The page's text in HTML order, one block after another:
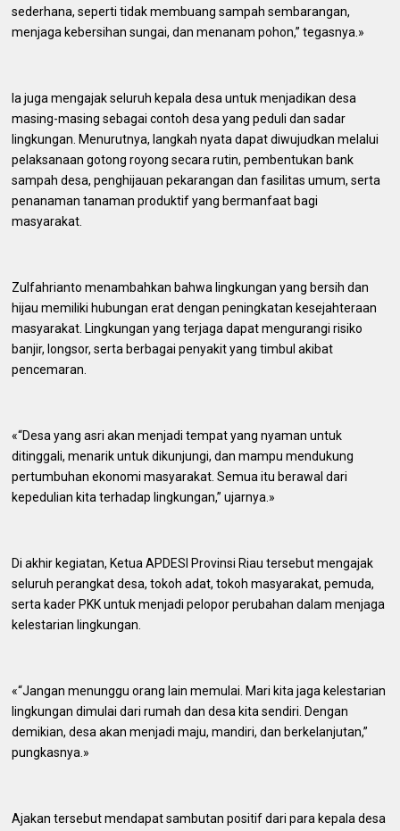
sederhana, seperti tidak membuang sampah sembarangan,
menjaga kebersihan sungai, dan menanam pohon,” tegasnya.»
Ia juga mengajak seluruh kepala desa untuk menjadikan desa
masing-masing sebagai contoh desa yang peduli dan sadar
lingkungan. Menurutnya, langkah nyata dapat diwujudkan melalui
pelaksanaan gotong royong secara rutin, pembentukan bank
sampah desa, penghijauan pekarangan dan fasilitas umum, serta
penanaman tanaman produktif yang bermanfaat bagi
masyarakat.
Zulfahrianto menambahkan bahwa lingkungan yang bersih dan
hijau memiliki hubungan erat dengan peningkatan kesejahteraan
masyarakat. Lingkungan yang terjaga dapat mengurangi risiko
banjir, longsor, serta berbagai penyakit yang timbul akibat
pencemaran.
«“Desa yang asri akan menjadi tempat yang nyaman untuk
ditinggali, menarik untuk dikunjungi, dan mampu mendukung
pertumbuhan ekonomi masyarakat. Semua itu berawal dari
kepedulian kita terhadap lingkungan,” ujarnya.»
Di akhir kegiatan, Ketua APDESI Provinsi Riau tersebut mengajak
seluruh perangkat desa, tokoh adat, tokoh masyarakat, pemuda,
serta kader PKK untuk menjadi pelopor perubahan dalam menjaga
kelestarian lingkungan.
«“Jangan menunggu orang lain memulai. Mari kita jaga kelestarian
lingkungan dimulai dari rumah dan desa kita sendiri. Dengan
demikian, desa akan menjadi maju, mandiri, dan berkelanjutan,”
pungkasnya.»
Ajakan tersebut mendapat sambutan positif dari para kepala desa